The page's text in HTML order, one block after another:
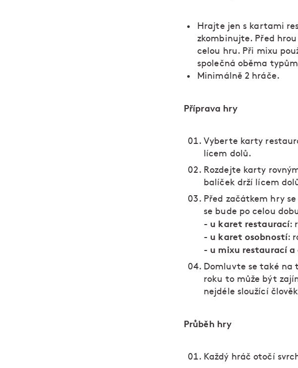
Hrajte jen s kartami
zkombinujte. Před
celou hru. Při mixu
společná oběma
Minimálně 2 hráče.
Příprava hry
Vyberte karty
lícem dolů.
Rozdejte karty
balíček drží lícem
Před začátkem hry
se bude po celou
- u karet restaurací:
- u karet osobností:
- u mixu restaurací a
Domluvte se také na
roku to může být
nejdéle sloužící
Průběh hry
Každý hráč otočí